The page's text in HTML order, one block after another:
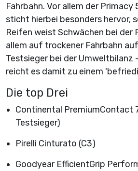
Fahrbahn. Vor allem der Primacy
sticht hierbei besonders hervor,
Reifen weist Schwächen bei der
allem auf trockener Fahrbahn
Testsieger bei der Umweltbilanz
reicht es damit zu einem
Die top Drei
Continental PremiumContact
Testsieger)
Pirelli Cinturato (C3)
Goodyear EfficientGrip